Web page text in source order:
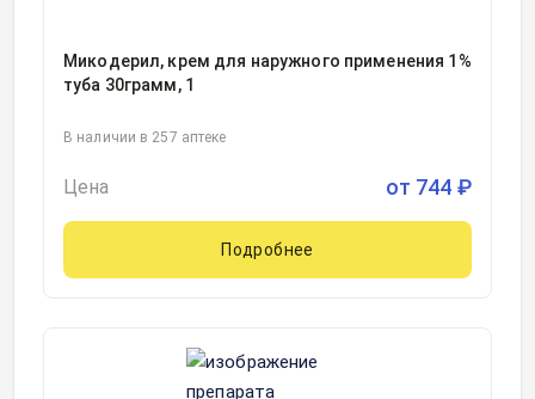
Микодерил, крем для наружного применения 1%
туба 30грамм, 1
В наличии в 257 аптеке
Цена от 744 ₽
Подробнее